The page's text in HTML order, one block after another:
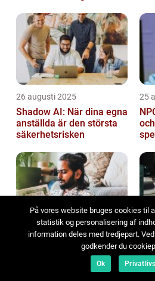
26 augusti 2025
Shadow AI: När dina egna
anställda är den största
säkerhetsrisken
25
24 augusti 2025
Techdetox på riktigt: Vad
händer i hjärnan när du
23
På vores website bruges cookies til
statistik og personalisering af
information deles med tredjepart.
godkender du
Ok